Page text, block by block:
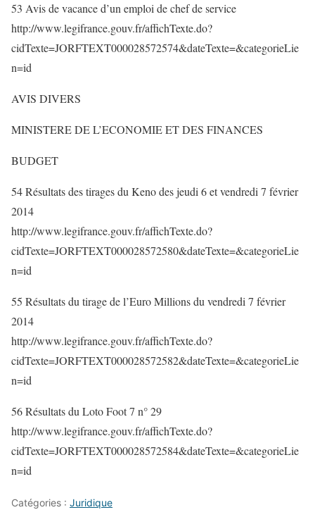
53 Avis de vacance d’un emploi de chef de service
http://www.legifrance.gouv.fr/affichTexte.do?
cidTexte=JORFTEXT000028572574&dateTexte=&categorieLie
n=id
AVIS DIVERS
MINISTERE DE L’ECONOMIE ET DES FINANCES
BUDGET
54 Résultats des tirages du Keno des jeudi 6 et vendredi 7 février
2014
http://www.legifrance.gouv.fr/affichTexte.do?
cidTexte=JORFTEXT000028572580&dateTexte=&categorieLie
n=id
55 Résultats du tirage de l’Euro Millions du vendredi 7 février
2014
http://www.legifrance.gouv.fr/affichTexte.do?
cidTexte=JORFTEXT000028572582&dateTexte=&categorieLie
n=id
56 Résultats du Loto Foot 7 n° 29
http://www.legifrance.gouv.fr/affichTexte.do?
cidTexte=JORFTEXT000028572584&dateTexte=&categorieLie
n=id
Catégories : Juridique